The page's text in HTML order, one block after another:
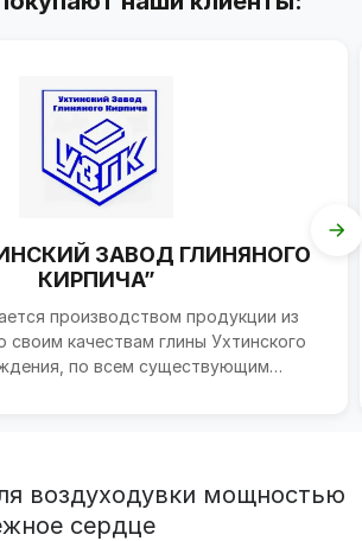
ЗАВОД ГЛИНЯНОГО
КИРПИЧА”
производством продукции из
своим качествам глины Ухтинского
по всем существующим
воздуходувки мощностью
сердце